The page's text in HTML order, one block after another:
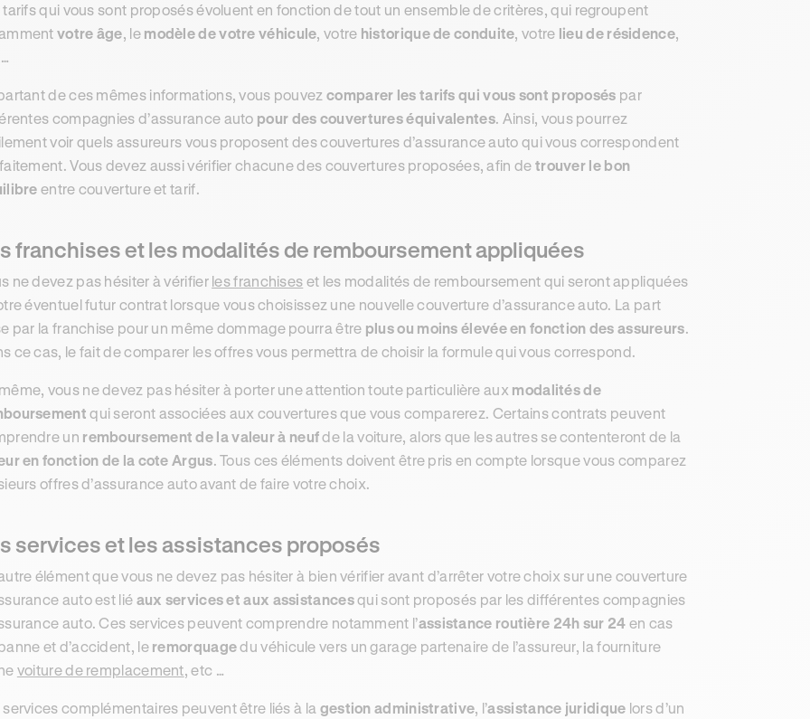
tarifs qui vous sont proposés évoluent en fonction de tout un ensemble de critères, qui regroupent
votre âge, le modèle de votre véhicule, votre historique de conduite, votre lieu de résidence,
de ces mêmes informations, vous pouvez comparer les tarifs qui vous sont proposés par
compagnies d’assurance auto pour des couvertures équivalentes. Ainsi, vous pourrez
voir quels assureurs vous proposent des couvertures d’assurance auto qui vous correspondent
Vous devez aussi vérifier chacune des couvertures proposées, afin de trouver le bon
entre couverture et tarif.
franchises et les modalités de remboursement appliquées
ne devez pas hésiter à vérifier les franchises et les modalités de remboursement qui seront appliquées
éventuel futur contrat lorsque vous choisissez une nouvelle couverture d’assurance auto. La part
par la franchise pour un même dommage pourra être plus ou moins élevée en fonction des assureurs.
ce cas, le fait de comparer les offres vous permettra de choisir la formule qui vous correspond.
vous ne devez pas hésiter à porter une attention toute particulière aux modalités de
qui seront associées aux couvertures que vous comparerez. Certains contrats peuvent
un remboursement de la valeur à neufde la voiture, alors que les autres se contenteront de la
en fonction de la cote Argus. Tous ces éléments doivent être pris en compte lorsque vous comparez
offres d’assurance auto avant de faire votre choix.
services et les assistances proposés
élément que vous ne devez pas hésiter à bien vérifier avant d’arrêter votre choix sur une couverture
auto est lié aux services et aux assistancesqui sont proposés par les différentes compagnies
auto. Ces services peuvent comprendre notamment l’assistance routière 24h sur 24 en cas
et d’accident, le remorquagedu véhicule vers un garage partenaire de l’assureur, la fourniture
voiture de remplacement, etc …
services complémentaires peuvent être liés à la gestion administrative, l’assistance juridique lors d’un